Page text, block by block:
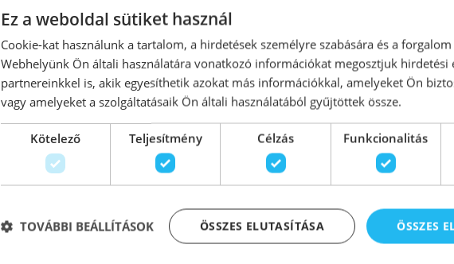
59 900 Ft
Kosárba Kosárba
Rendelésre Rendelésre Rendelésre
Ez a weboldal sütiket használ
Cookie-kat használunk a tartalom, a hirdetések személyre szabására és a
Webhelyünk Ön általi használatára vonatkozó információkat megosztjuk hirdetési
partnereinkkel is, akik egyesíthetik azokat más információkkal, amelyeket Ön
vagy amelyeket a szolgáltatásaik Ön általi használatából gyűjtöttek össze.
Kötelező Teljesítmény Célzás Funkcionalitás
ÖSSZES
ÖSSZES ELUTASÍTÁSA
TOVÁBBI BEÁLLÍTÁSOK